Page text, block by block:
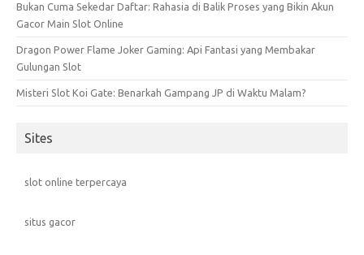
Bukan Cuma Sekedar Daftar: Rahasia di Balik Proses yang Bikin Akun
Gacor Main Slot Online
Dragon Power Flame Joker Gaming: Api Fantasi yang Membakar
Gulungan Slot
Misteri Slot Koi Gate: Benarkah Gampang JP di Waktu Malam?
Sites
slot online terpercaya
situs gacor